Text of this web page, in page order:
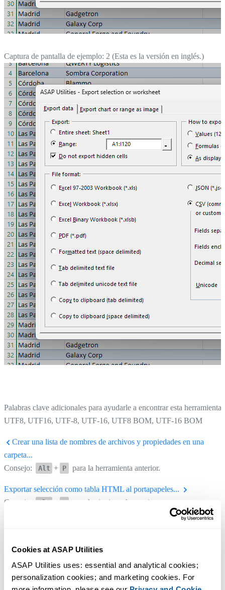
Cookies at ASAP Utilities
ASAP Utilities uses: essential and analytical cookies;
personalization cookies; and marketing cookies. For
Captura de pantalla de ejemplo: 2 (Esta es la versión en inglés.)
Palabras clave adicionales para ayudarle a encontrar esta herramienta:
UTF8, UTF16, UTF-8, UTF-16, UTF8 BOM, UTF-16 BOM
Crear una lista de nombres de archivos y propiedades en una
carpeta...
Consejo:
Alt + P para la herramienta anterior.
Exportar selección como tabla HTML al portapapeles...
Consejo:
Alt N para la siguiente herramienta.